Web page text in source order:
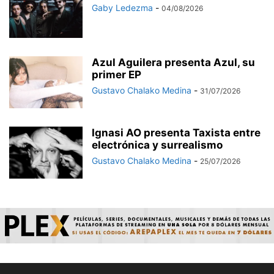
Gaby Ledezma - 04/08/2026
Azul Aguilera presenta Azul, su
primer EP
Gustavo Chalako Medina - 31/07/2026
Ignasi AO presenta Taxista entre
electrónica y surrealismo
Gustavo Chalako Medina - 25/07/2026